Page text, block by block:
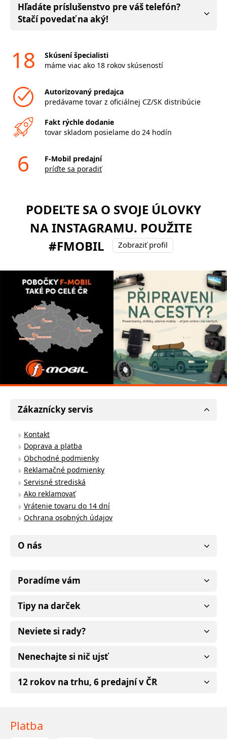
Hľadáte príslušenstvo pre váš telefón?
Stačí povedať na aký!
18
Skúsení špecialisti
máme viac ako 18 rokov skúseností
Autorizovaný predajca
predávame tovar z oficiálnej CZ/SK distribúcie
Fakt rýchle dodanie
tovar skladom posielame do 24 hodín
6
F-Mobil predajní
príďte sa poradiť
PODEĽTE SA O SVOJE ÚLOVKY
NA INSTAGRAMU. POUŽITE
#FMOBIL
Zobraziť profil
Zákaznícky servis
Kontakt
Doprava a platba
Obchodné podmienky
Reklamačné podmienky
Servisné strediská
Ako reklamovať
Vrátenie tovaru do 14 dní
Ochrana osobných údajov
O nás
Poradíme vám
Tipy na darček
Neviete si rady?
Nenechajte si nič ujsť
12 rokov na trhu, 6 predajní v ČR
Platba